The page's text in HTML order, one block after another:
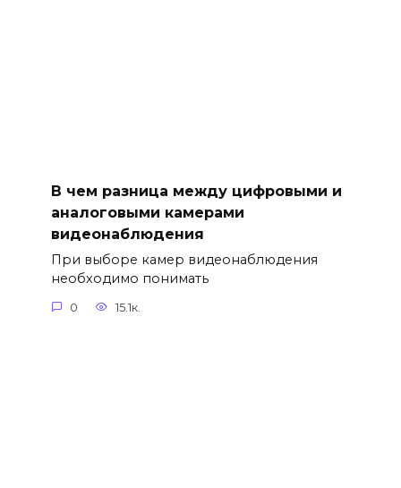
В чем разница между цифровыми и
аналоговыми камерами
видеонаблюдения
При выборе камер видеонаблюдения
необходимо понимать
0 15.1к.